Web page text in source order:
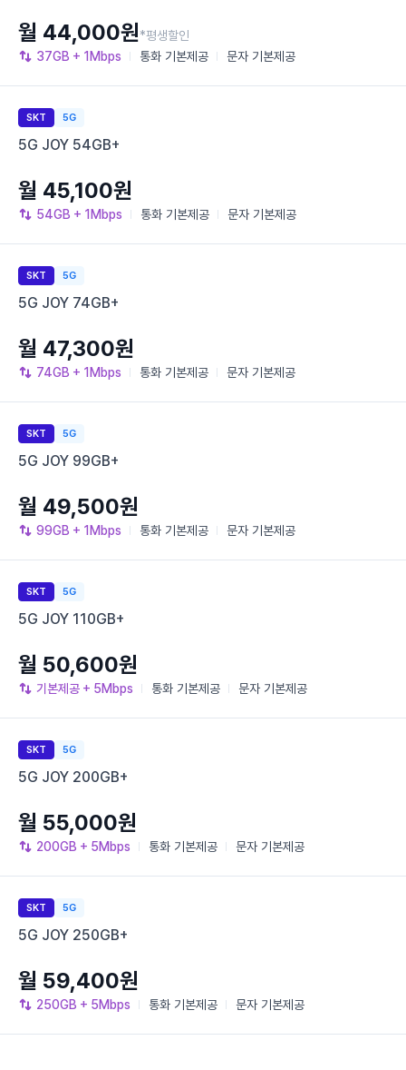
37GB + 1Mbps 통화 기본제공 문자 기본제공
월 44,000원*평생할인
SKT 5G
5G JOY 54GB+
54GB + 1Mbps 통화 기본제공 문자 기본제공
월 45,100원
SKT 5G
5G JOY 74GB+
74GB + 1Mbps 통화 기본제공 문자 기본제공
월 47,300원
SKT 5G
5G JOY 99GB+
99GB + 1Mbps 통화 기본제공 문자 기본제공
월 49,500원
SKT 5G
5G JOY 110GB+
기본제공 + 5Mbps 통화 기본제공 문자 기본제공
월 50,600원
SKT 5G
5G JOY 200GB+
200GB + 5Mbps 통화 기본제공 문자 기본제공
월 55,000원
SKT 5G
5G JOY 250GB+
250GB + 5Mbps 통화 기본제공 문자 기본제공
월 59,400원